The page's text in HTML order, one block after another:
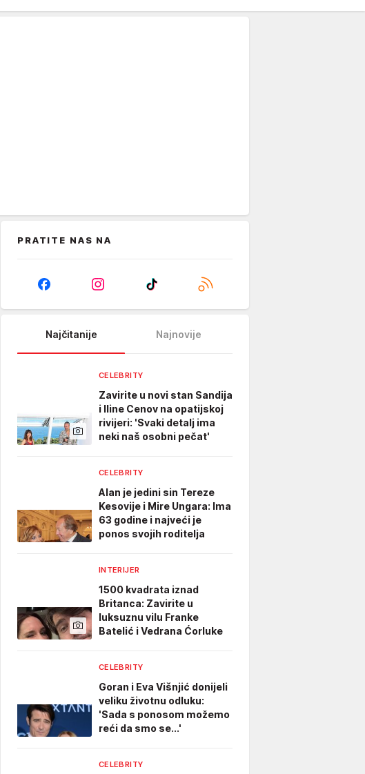
PRATITE NAS NA
Najčitanije Najnovije
CELEBRITY
Zavirite u novi stan Sandija
i Iline Cenov na opatijskoj
rivijeri: 'Svaki detalj ima
neki naš osobni pečat'
CELEBRITY
Alan je jedini sin Tereze
Kesovije i Mire Ungara: Ima
63 godine i najveći je
ponos svojih roditelja
INTERIJER
1500 kvadrata iznad
Britanca: Zavirite u
luksuznu vilu Franke
Batelić i Vedrana Ćorluke
CELEBRITY
Goran i Eva Višnjić donijeli
veliku životnu odluku:
'Sada s ponosom možemo
reći da smo se...'
CELEBRITY